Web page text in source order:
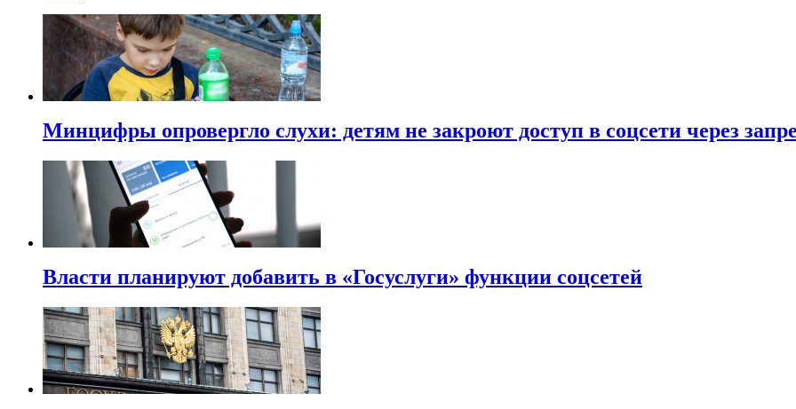
Минцифры опровергло слухи: детям не закроют доступ в соцсети через
Власти планируют добавить в «Госуслуги» функции соцсетей